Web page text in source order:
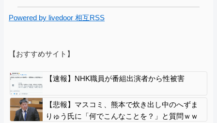
Powered by livedoor 相互RSS
【おすすめサイト】
【速報】NHK職員が番組出演者から性被害
【悲報】マスコミ、熊本で炊き出し中のへずま
りゅう氏に「何でこんなことを？」と質問ｗｗ